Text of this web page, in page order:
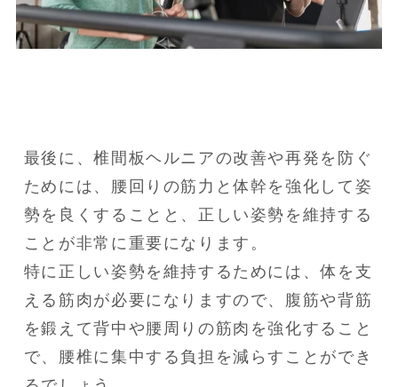
最後に、椎間板ヘルニアの改善や再発を防ぐ
ためには、腰回りの筋力と体幹を強化して姿
勢を良くすることと、正しい姿勢を維持する
ことが非常に重要になります。
特に正しい姿勢を維持するためには、体を支
える筋肉が必要になりますので、腹筋や背筋
を鍛えて背中や腰周りの筋肉を強化すること
で、腰椎に集中する負担を減らすことができ